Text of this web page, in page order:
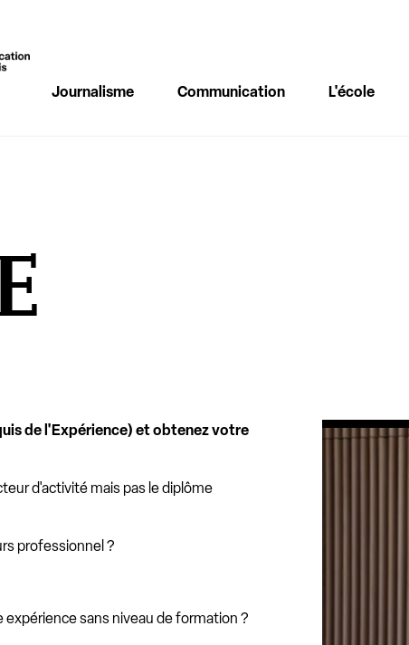
de l'Expérience) et obtenez votre
d'activité mais pas le diplôme
professionnel ?
sans niveau de formation ?
La VAE chez
Journalisme Communication L'école